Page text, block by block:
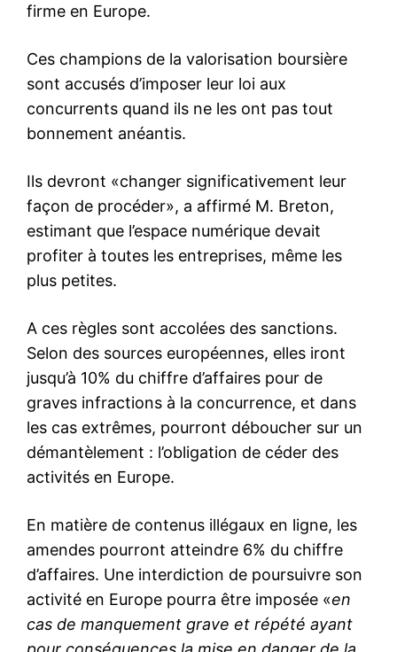
firme en Europe.
Ces champions de la valorisation boursière
sont accusés d’imposer leur loi aux
concurrents quand ils ne les ont pas tout
bonnement anéantis.
Ils devront «changer significativement leur
façon de procéder», a affirmé M. Breton,
estimant que l’espace numérique devait
profiter à toutes les entreprises, même les
plus petites.
A ces règles sont accolées des sanctions.
Selon des sources européennes, elles iront
jusqu’à 10% du chiffre d’affaires pour de
graves infractions à la concurrence, et dans
les cas extrêmes, pourront déboucher sur un
démantèlement : l’obligation de céder des
activités en Europe.
En matière de contenus illégaux en ligne, les
amendes pourront atteindre 6% du chiffre
d’affaires. Une interdiction de poursuivre son
activité en Europe pourra être imposée «en
cas de manquement grave et répété ayant